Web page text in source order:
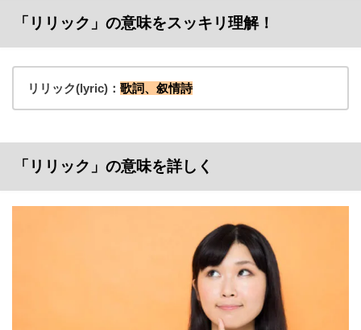
「リリック」の意味をスッキリ理解！
リリック(lyric)： 歌詞、叙情詩
「リリック」の意味を詳しく